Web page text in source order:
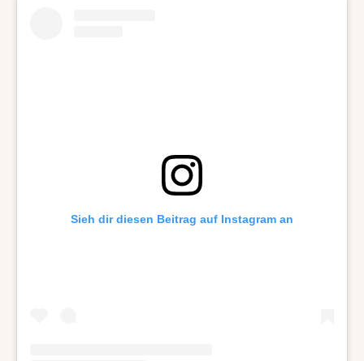
Sieh dir diesen Beitrag auf Instagram an